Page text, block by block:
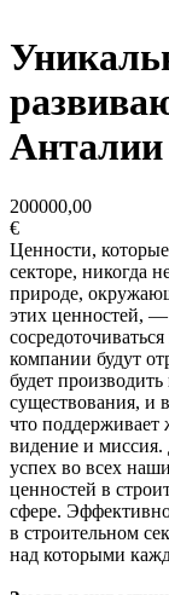
Анталии
200000,00
€
Ценности,
секторе, никогда
природе,
этих ценностей, —
компании будут
будет
существования, и
что
видение и миссия.
успех во всех
ценностей в
сфере.
в строительном
над которыми